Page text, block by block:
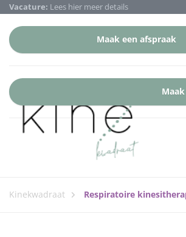
Vacature: Lees hier meer details
Maak een afspraak
Kinekwadraat Respiratoire